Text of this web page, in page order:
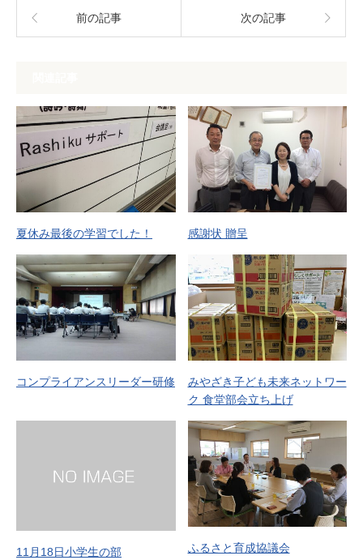
前の記事 次の記事
夏休み最後の学習でした！ 感謝状 贈呈
コンプライアンスリーダー研修
みやざき子ども未来ネットワー
ク 食堂部会立ち上げ
11月18日小学生の部 ふるさと育成協議会